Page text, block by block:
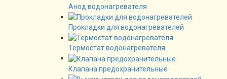
Анод водонагревателя
Прокладки для водонагревателей
Термостат водонагревателя
Клапана предохранительные